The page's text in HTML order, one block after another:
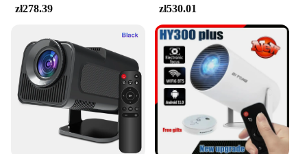
zł278.39 zł530.01